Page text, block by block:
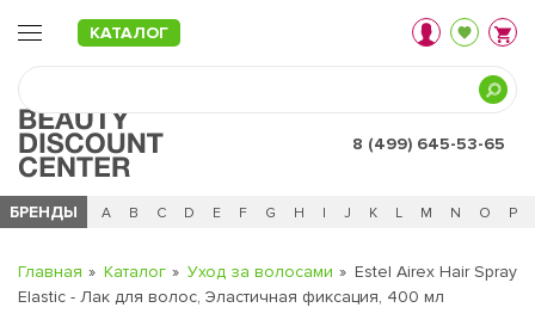
КАТАЛОГ
8 (499) 645-53-65
БРЕНДЫ
Ч 0 - 9 A B C D E F G H I J K L M N O P
Главная Каталог Уход за волосами
Estel Airex Hair Spray
Elastic - Лак для волос, Эластичная фиксация, 400 мл